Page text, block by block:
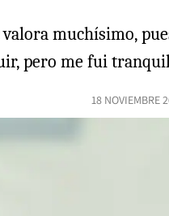
muchísimo,
pero me fui
18 NOVIEMBRE